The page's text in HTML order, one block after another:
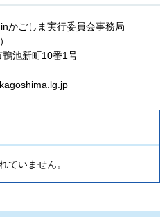
かごしま実行委員会事務局
鴨池新町10番1号
ていません。